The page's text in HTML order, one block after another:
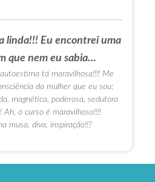
linda!!! Eu encontrei uma
que nem eu sabia…
tá maravilhosa!!!! Me
da mulher que eu sou:
magnética, poderosa, sedutora
Ah, o curso é maravilhoso!!!!
musa, diva, inspiração!!?